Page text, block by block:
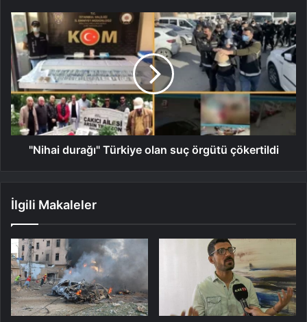
"Nihai durağı" Türkiye olan suç örgütü çökertildi
İlgili Makaleler